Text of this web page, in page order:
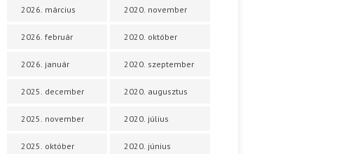
2026. március
2026. február
2026. január
2025. december
2025. november
2025. október
2020. november
2020. október
2020. szeptember
2020. augusztus
2020. július
2020. június